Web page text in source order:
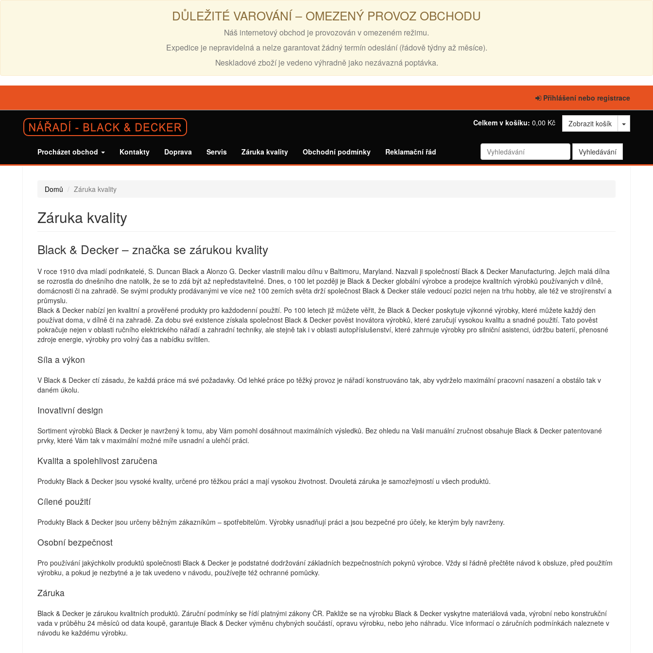
DŮLEŽITÉ VAROVÁNÍ – OMEZENÝ PROVOZ OBCHODU
Náš internetový obchod je provozován v omezeném režimu.
Expedice je nepravidelná a nelze garantovat žádný termín odeslání (řádově týdny až měsíce).
Neskladové zboží je vedeno výhradně jako nezávazná poptávka.
Přihlášení nebo registrace
Celkem v košíku: 0,00 Kč Zobrazit košík
Procházet obchod Kontakty Doprava Servis Záruka kvality Obchodní podmínky Reklamační řád
Domů Záruka kvality
Záruka kvality
Black & Decker – značka se zárukou kvality
V roce 1910 dva mladí podnikatelé, S. Duncan Black a Alonzo G. Decker vlastnili malou dílnu v Baltimoru, Maryland. Nazvali ji společností Black & Decker Manufacturing. Jejich malá dílna
se rozrostla do dnešního dne natolik, že se to zdá být až nepředstavitelné. Dnes, o 100 let později je Black & Decker globální výrobce a prodejce kvalitních výrobků používaných v dílně,
domácnosti či na zahradě. Se svými produkty prodávanými ve více než 100 zemích světa drží společnost Black & Decker stále vedoucí pozici nejen na trhu hobby, ale též ve strojírenství a
průmyslu.
Black & Decker nabízí jen kvalitní a prověřené produkty pro každodenní použití. Po 100 letech již můžete věřit, že Black & Decker poskytuje výkonné výrobky, které můžete každý den
používat doma, v dílně či na zahradě. Za dobu své existence získala společnost Black & Decker pověst inovátora výrobků, které zaručují vysokou kvalitu a snadné použití. Tato pověst
pokračuje nejen v oblasti ručního elektrického nářadí a zahradní techniky, ale stejně tak i v oblasti autopříslušenství, které zahrnuje výrobky pro silniční asistenci, údržbu baterií, přenosné
zdroje energie, výrobky pro volný čas a nabídku svítilen.
Síla a výkon
V Black & Decker ctí zásadu, že každá práce má své požadavky. Od lehké práce po těžký provoz je nářadí konstruováno tak, aby vydrželo maximální pracovní nasazení a obstálo tak v
daném úkolu.
Inovativní design
Sortiment výrobků Black & Decker je navržený k tomu, aby Vám pomohl dosáhnout maximálních výsledků. Bez ohledu na Vaši manuální zručnost obsahuje Black & Decker patentované
prvky, které Vám tak v maximální možné míře usnadní a ulehčí práci.
Kvalita a spolehlivost zaručena
Produkty Black & Decker jsou vysoké kvality, určené pro těžkou práci a mají vysokou životnost. Dvouletá záruka je samozřejmostí u všech produktů.
Cílené použití
Produkty Black & Decker jsou určeny běžným zákazníkům – spotřebitelům. Výrobky usnadňují práci a jsou bezpečné pro účely, ke kterým byly navrženy.
Osobní bezpečnost
Pro používání jakýchkoliv produktů společnosti Black & Decker je podstatné dodržování základních bezpečnostních pokynů výrobce. Vždy si řádně přečtěte návod k obsluze, před použitím
výrobku, a pokud je nezbytné a je tak uvedeno v návodu, používejte též ochranné pomůcky.
Záruka
Black & Decker je zárukou kvalitních produktů. Záruční podmínky se řídí platnými zákony ČR. Pakliže se na výrobku Black & Decker vyskytne materiálová vada, výrobní nebo konstrukční
vada v průběhu 24 měsíců od data koupě, garantuje Black & Decker výměnu chybných součástí, opravu výrobku, nebo jeho náhradu. Více informací o záručních podmínkách naleznete v
návodu ke každému výrobku.